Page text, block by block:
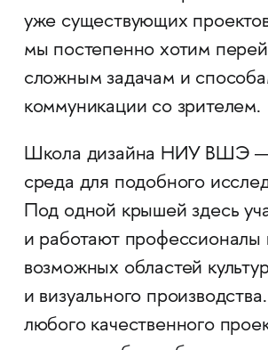
уже существующих
мы постепенно хотим
сложным задачам и
коммуникации со зрителем.
Школа дизайна НИУ ВШЭ —
среда для подобного
Под одной крышей здесь
и работают профессионалы
возможных областей
и визуального
любого качественного